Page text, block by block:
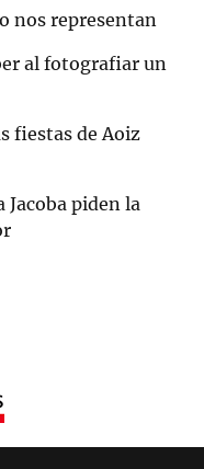
nos representan
al fotografiar un
fiestas de Aoiz
Jacoba piden la